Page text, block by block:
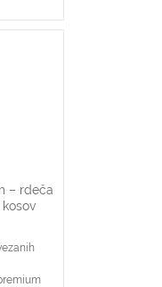
in
21-
za
ki veže
– rdeča
kosov